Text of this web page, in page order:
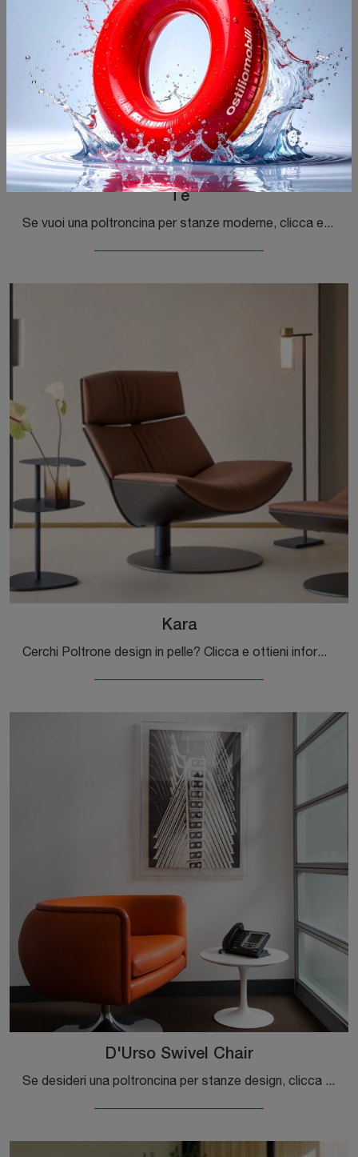
Tè
Se vuoi una poltroncina per stanze moderne, clicca e leggi di più sul modello Tè in tessuto della marca Desirèe.
Kara
Cerchi Poltrone design in pelle? Clicca e ottieni informazioni sul modello Kara di Desirèe.
D'Urso Swivel Chair
Se desideri una poltroncina per stanze design, clicca e leggi di più sul modello D'Urso Swivel Chair in pelle del marchio Knoll.